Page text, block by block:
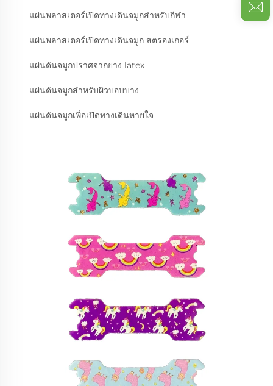
แผ่นพลาสเตอร์เปิดทางเดินจมูกสำหรับกีฬา
แผ่นพลาสเตอร์เปิดทางเดินจมูก สตรองเกอร์
แผ่นดันจมูกปราศจากยาง latex
แผ่นดันจมูกสำหรับผิวบอบบาง
แผ่นดันจมูกเพื่อเปิดทางเดินหายใจ